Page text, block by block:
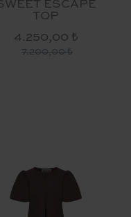
ESCAPE
TOP
4.250,00 ₺
7.200,00 ₺